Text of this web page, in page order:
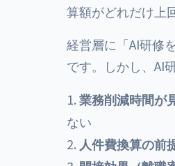
算額がどれだけ上
経営層に「AI研修
です。しかし、AI
業務削減時間が
ない
人件費換算の前